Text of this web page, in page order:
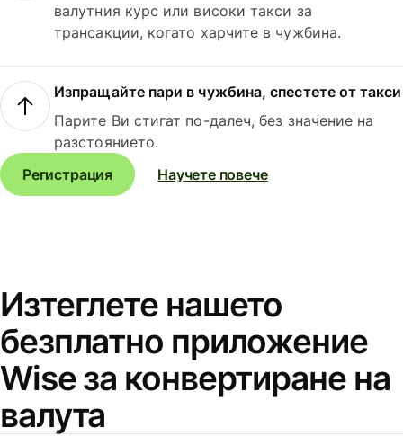
валутния курс или високи такси за
трансакции, когато харчите в чужбина.
Изпращайте пари в чужбина, спестете от такси
Парите Ви стигат по-далеч, без значение на
разстоянието.
Регистрация
Научете повече
Изтеглете нашето
безплатно приложение
Wise за конвертиране на
валута